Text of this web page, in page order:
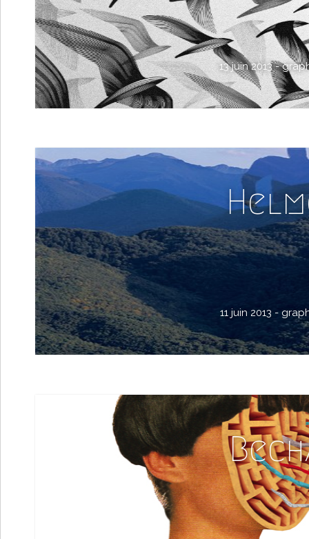
13 juin 2013 -
11 juin 2013 -